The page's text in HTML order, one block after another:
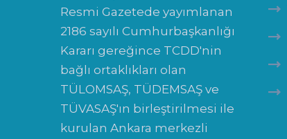
Resmi Gazetede yayımlanan
2186 sayılı Cumhurbaşkanlığı
Kararı gereğince TCDD'nin
bağlı ortaklıkları olan
TÜLOMSAŞ, TÜDEMSAŞ ve
TÜVASAŞ'ın birleştirilmesi ile
kurulan Ankara merkezli